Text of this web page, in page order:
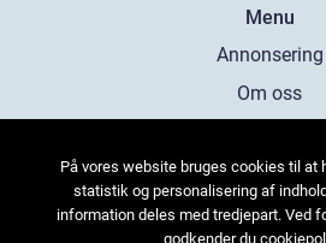
Menu
Annonsering
Om oss
Kontakta oss
Sitemap
På vores website bruges cookies til at
statistik og personalisering af
information deles med tredjepart. Ved
godkender du